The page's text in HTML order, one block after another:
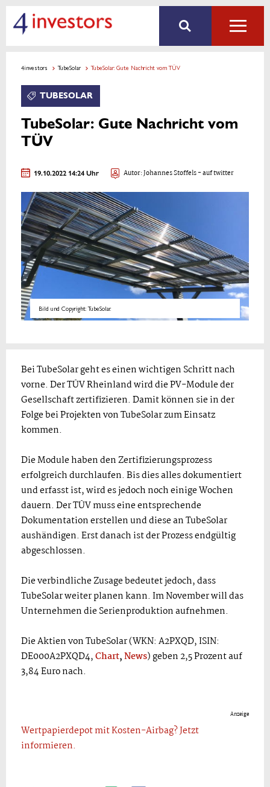
4investors TubeSolar TubeSolar: Gute Nachricht vom TÜV
TUBESOLAR
TubeSolar: Gute Nachricht vom
TÜV
19.10.2022 14:24 Uhr Autor:Johannes Stoffels- auf twitter
Bild und Copyright: TubeSolar.
Bei TubeSolar geht es einen wichtigen Schritt nach
vorne. Der TÜV Rheinland wird die PV-Module der
Gesellschaft zertifizieren. Damit können sie in der
Folge bei Projekten von TubeSolar zum Einsatz
kommen.
Die Module haben den Zertifizierungsprozess
erfolgreich durchlaufen. Bis dies alles dokumentiert
und erfasst ist, wird es jedoch noch einige Wochen
dauern. Der TÜV muss eine entsprechende
Dokumentation erstellen und diese an TubeSolar
aushändigen. Erst danach ist der Prozess endgültig
abgeschlossen.
Die verbindliche Zusage bedeutet jedoch, dass
TubeSolar weiter planen kann. Im November will das
Unternehmen die Serienproduktion aufnehmen.
Die Aktien von TubeSolar (WKN: A2PXQD, ISIN:
DE000A2PXQD4,Chart,News) geben 2,5 Prozent auf
3,84 Euro nach.
Anzeige
Wertpapierdepot mit Kosten-Airbag? Jetzt
informieren.